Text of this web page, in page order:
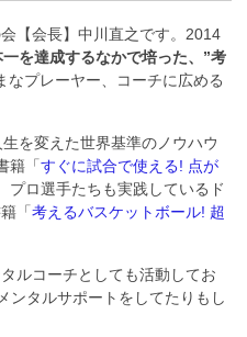
【会長】中川直之です。2014
を達成するなかで培った、”考
なプレーヤー、コーチに広める
を変えた世界基準のノウハウ
籍「すぐに試合で使える! 点が
プロ選手たちも実践しているド
「考えるバスケットボール! 超
ルコーチとしても活動してお
ンタルサポートをしてたりもし